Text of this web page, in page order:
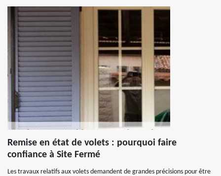
Remise en état de volets : pourquoi faire
confiance à Site Fermé
Les travaux relatifs aux volets demandent de grandes précisions pour être